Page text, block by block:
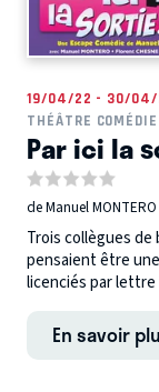
19/04/22 - 30/04/
THÉÂTRE
Par ici la
de Manuel MONTERO
Trois collègues de
pensaient être
licenciés par lettre
En savoir